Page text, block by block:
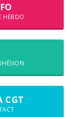
HEBDO
CGT